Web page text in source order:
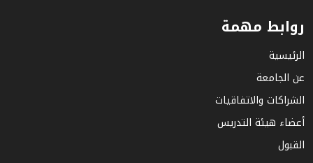
روابط مهمة
الرئيسية
عن الجامعة
الشراكات والاتفاقيات
أعضاء هيئة التدريس
القبول